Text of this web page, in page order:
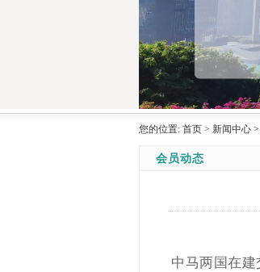
您的位置: 首页 > 新闻中心 >
会员动态
中马两国在